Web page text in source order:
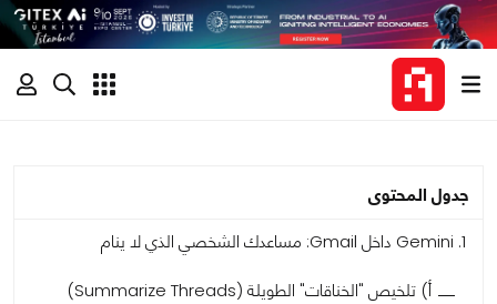
جدول المحتوى
1. Gemini داخل Gmail: مساعدك الشخصي الذي لا ينام
أ) تلخيص "الخناقات" الطويلة (Summarize Threads)